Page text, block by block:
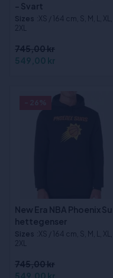
- Svart
Sizes :XS / 164 cm, S, M, L, XL,
2XL
745,00 kr
549,00 kr
New Era NBA Phoenix
hettegenser
Sizes :XS / 164 cm, S, M, L, XL,
2XL
745,00 kr
549,00 kr